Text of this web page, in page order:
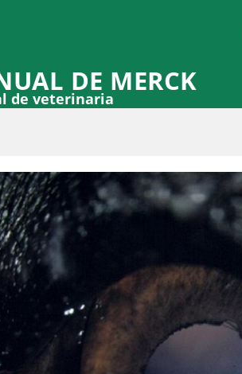
DE MERCK
de veterinaria